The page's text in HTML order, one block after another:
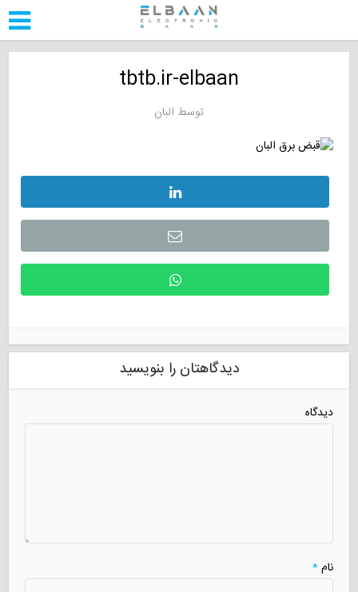
tbtb.ir-elbaan
توسط البان
دیدگاهتان را بنویسید
دیدگاه
نام*